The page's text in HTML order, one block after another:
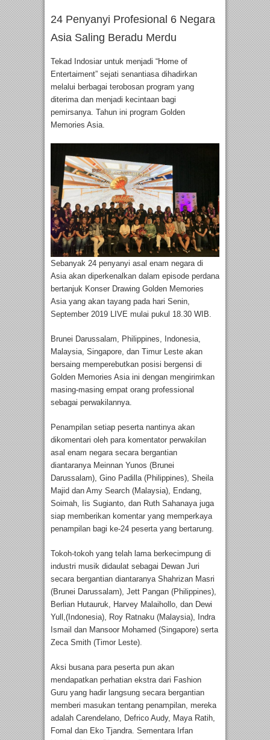
24 Penyanyi Profesional 6 Negara
Asia Saling Beradu Merdu
Tekad Indosiar untuk menjadi “Home of
Entertaiment” sejati senantiasa dihadirkan
melalui berbagai terobosan program yang
diterima dan menjadi kecintaan bagi
pemirsanya. Tahun ini program Golden
Memories Asia.
Sebanyak 24 penyanyi asal enam negara di
Asia akan diperkenalkan dalam episode perdana
bertanjuk Konser Drawing Golden Memories
Asia yang akan tayang pada hari Senin,
September 2019 LIVE mulai pukul 18.30 WIB.
Brunei Darussalam, Philippines, Indonesia,
Malaysia, Singapore, dan Timur Leste akan
bersaing memperebutkan posisi bergensi di
Golden Memories Asia ini dengan mengirimkan
masing-masing empat orang professional
sebagai perwakilannya.
Penampilan setiap peserta nantinya akan
dikomentari oleh para komentator perwakilan
asal enam negara secara bergantian
diantaranya Meinnan Yunos (Brunei
Darussalam), Gino Padilla (Philippines), Sheila
Majid dan Amy Search (Malaysia), Endang,
Soimah, Iis Sugianto, dan Ruth Sahanaya juga
siap memberikan komentar yang memperkaya
penampilan bagi ke-24 peserta yang bertarung.
Tokoh-tokoh yang telah lama berkecimpung di
industri musik didaulat sebagai Dewan Juri
secara bergantian diantaranya Shahrizan Masri
(Brunei Darussalam), Jett Pangan (Philippines),
Berlian Hutauruk, Harvey Malaihollo, dan Dewi
Yull,(Indonesia), Roy Ratnaku (Malaysia), Indra
Ismail dan Mansoor Mohamed (Singapore) serta
Zeca Smith (Timor Leste).
Aksi busana para peserta pun akan
mendapatkan perhatian ekstra dari Fashion
Guru yang hadir langsung secara bergantian
memberi masukan tentang penampilan, mereka
adalah Carendelano, Defrico Audy, Maya Ratih,
Fomal dan Eko Tjandra. Sementara Irfan